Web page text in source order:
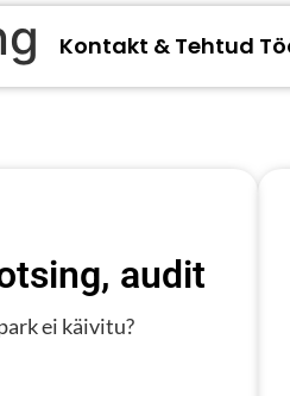
Kontakt & Tehtud
audit
ei käivitu?